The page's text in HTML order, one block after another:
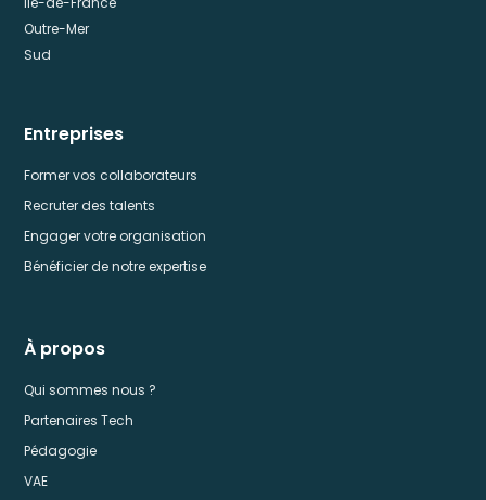
Outre-Mer
Sud
Entreprises
Former vos collaborateurs
Recruter des talents
Engager votre organisation
Bénéficier de notre expertise
À propos
Qui sommes nous ?
Partenaires Tech
Pédagogie
VAE